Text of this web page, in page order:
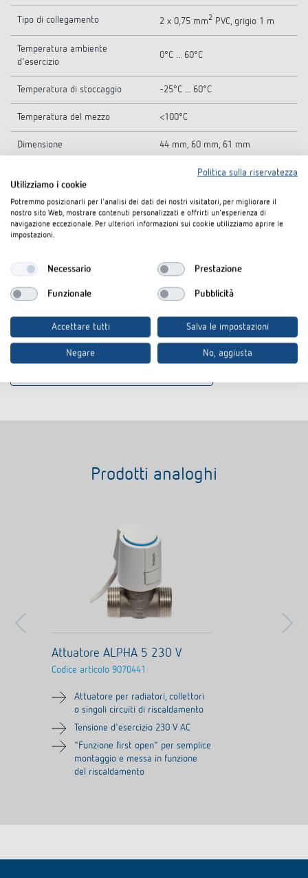
Tipo di collegamento 2 x 0,75 mm2 PVC, grigio 1 m
Temperatura ambiente
d'esercizio
0°C ... 60°C
Temperatura di stoccaggio -25°C ... 60°C
Temperatura del mezzo <100°C
Dimensione 44 mm, 60 mm, 61 mm
Classe di isolamento III
Tipo di protezione IP 54
Downloads
Scheda tecnica PDF Attuatore ALPHA 5 24 V (110,4 kB)
Prodotti analoghi
Attuatore ALPHA 5 230 V
Codice articolo 9070441
Attuatore per radiatori, collettori
o singoli circuiti di riscaldamento
Tensione d'esercizio 230 V AC
"Funzione first open" per semplice
montaggio e messa in funzione
del riscaldamento
Politica sulla riservatezza
Utilizziamo i cookie
Potremmo posizionarli per l'analisi dei dati dei nostri visitatori, per migliorare il
nostro sito Web, mostrare contenuti personalizzati e offrirti un'esperienza di
navigazione eccezionale. Per ulteriori informazioni sui cookie utilizziamo aprire le
impostazioni.
Necessario Prestazione
Funzionale Pubblicità
Accettare tutti Salva le impostazioni
Negare No, aggiusta